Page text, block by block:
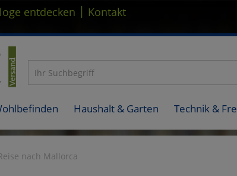
entdecken | Kontakt
Haushalt & Garten Technik &
nach Mallorca